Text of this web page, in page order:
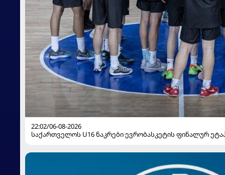
22:02/06-08-2026
საქართველოს U16 ნაკრები ევრობასკეტის ფინალურ